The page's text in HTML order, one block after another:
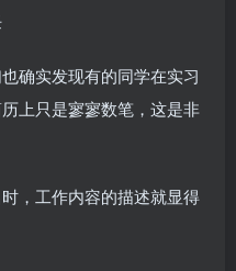
确实发现有的同学在实习
上只是寥寥数笔，这是非
，工作内容的描述就显得